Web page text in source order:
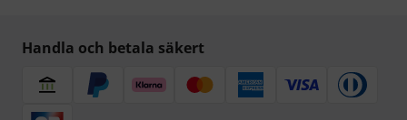
Handla och betala säkert